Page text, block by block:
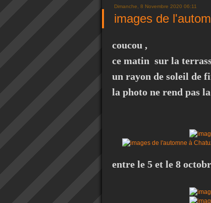
Dimanche, 8 Novembre 2020 06:11
images de
coucou ,
ce matin sur la
un rayon de soleil de
la photo ne rend pas
entre le 5 et le 8